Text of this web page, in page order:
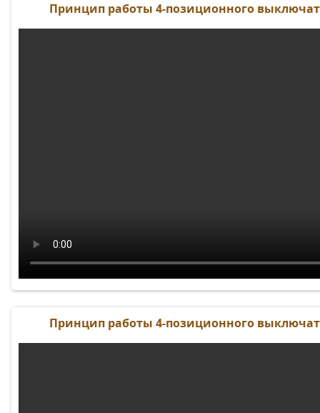
Принцип работы 4-позиционного
Принцип работы 4-позиционного